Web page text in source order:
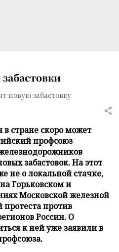
новую забастовку
в стране скоро может
профсоюз
забастовок. На этот
не о локальной стачке,
Горьковском и
Московской железной
протеста против
России. О
к ней уже заявили в